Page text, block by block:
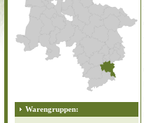
Warengruppen: